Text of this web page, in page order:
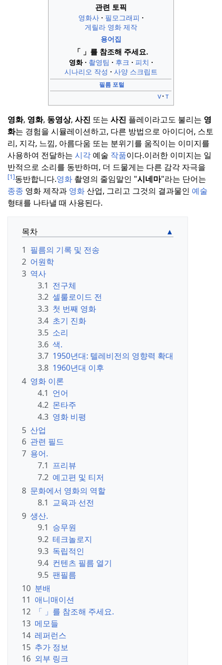
관련 토픽
영화사
필모그래피
게릴라 영화 제작
용어집
「 」를 참조해 주세요.
영화 촬영팀 후크
피치
시나리오 작성
사양 스크립트
필름 포털
v t
영화, 영화, 동영상, 사진 또는 사진 플레이라고도 불리는 영
화는 경험을 시뮬레이션하고, 다른 방법으로 아이디어, 스토
리, 지각, 느낌, 아름다움 또는 분위기를 움직이는 이미지를
사용하여 전달하는 시각 예술 작품이다.이러한 이미지는 일
반적으로 소리를 동반하며, 더 드물게는 다른 감각 자극을
[1]동반합니다.영화 촬영의 줄임말인 "시네마"라는 단어는
종종 영화 제작과 영화산업, 그리고 그것의 결과물인 예술
형태를 나타낼 때 사용된다.
목차
1 필름의 기록 및 전송
2 어원학
3 역사
3.1 전구체
3.2 셀룰로이드 전
3.3 첫 번째 영화
3.4 초기 진화
3.5 소리
3.6 색.
3.7 1950년대: 텔레비전의 영향력 확대
3.8 1960년대 이후
4 영화 이론
4.1 언어
4.2 몬타주
4.3 영화 비평
5 산업
6 관련 필드
7 용어.
7.1 프리뷰
7.2 예고편 및 티저
8 문화에서 영화의 역할
8.1 교육과 선전
9 생산.
9.1 승무원
9.2 테크놀로지
9.3 독립적인
9.4 컨텐츠 필름 열기
9.5 팬필름
10 분배
11 애니매이션
12
「 」를 참조해 주세요.
13 메모들
14 레퍼런스
15 추가 정보
16 외부 링크